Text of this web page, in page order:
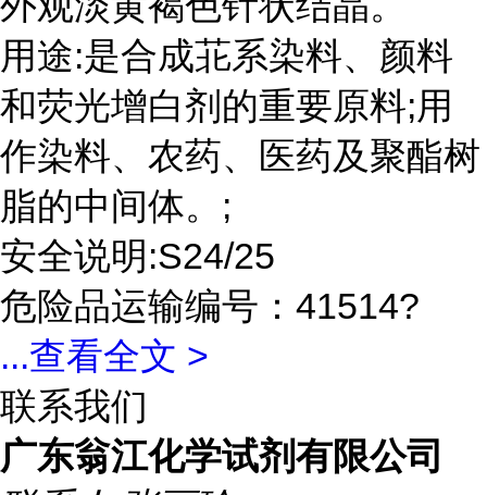
用途:是合成苝系染料、颜料
和荧光增白剂的重要原料;用
作染料、农药、医药及聚酯树
脂的中间体。;
安全说明:S24/25
危险品运输编号：41514?
...查看全文 >
联系我们
广东翁江化学试剂有限公司